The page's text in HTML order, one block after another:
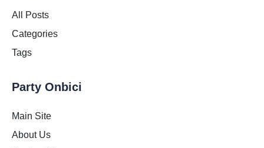
All Posts
Categories
Tags
Party Onbici
Main Site
About Us